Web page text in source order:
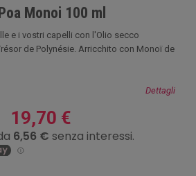
Monoi 100 ml
e i vostri capelli con l'Olio secco
de Polynésie. Arricchito con Monoï de
Dettagli
19,70 €